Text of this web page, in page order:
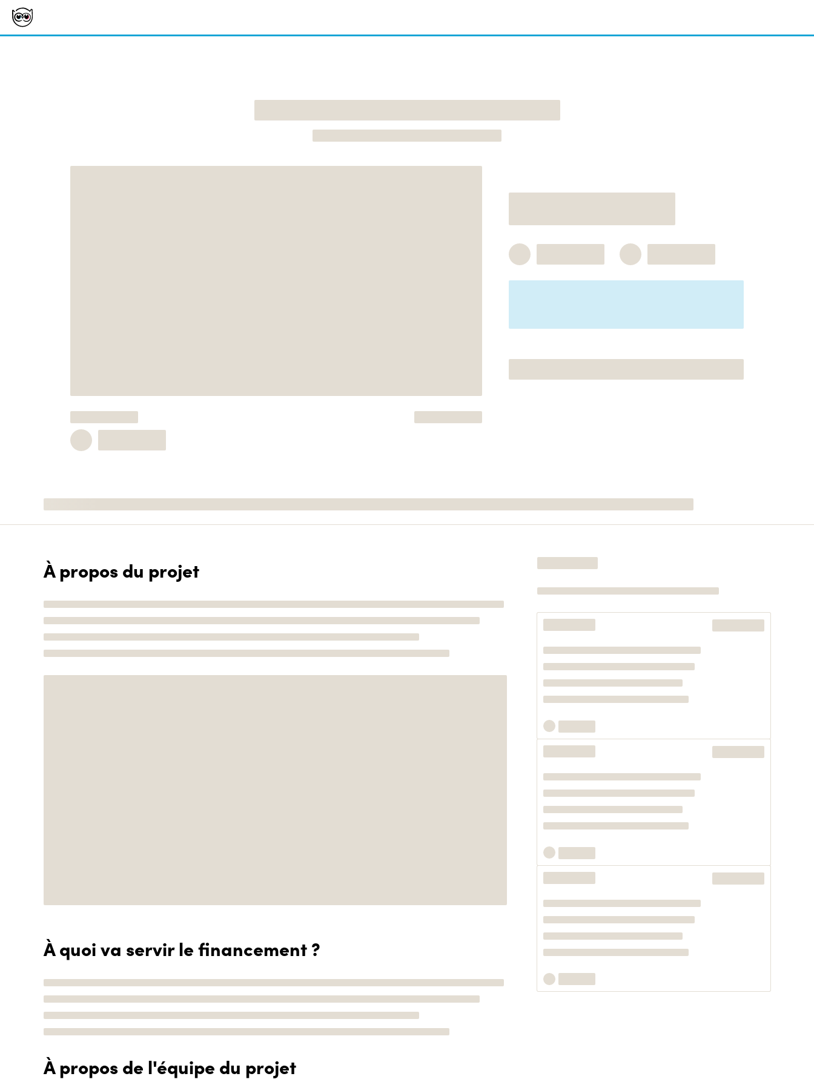
À propos du projet
À quoi va servir le financement ?
À propos de l'équipe du projet